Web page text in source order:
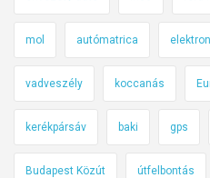
mol autómatrica
vadveszély koccanás
kerékpársáv baki gps
Budapest Közút útfelbontás